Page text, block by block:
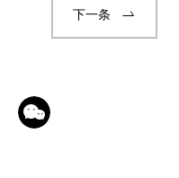
下一条